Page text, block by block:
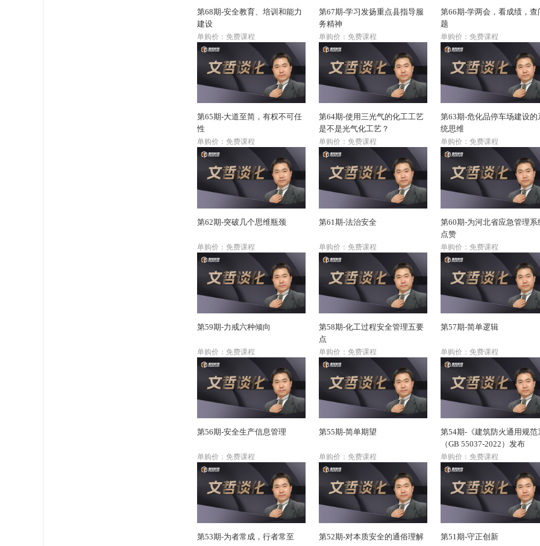
第68期-安全教育、培训和能力
建设
单购价：免费课程
第67期-学习发扬重点县指导服
务精神
单购价：免费课程
第66期-学两会，看成绩，查
题
单购价：免费课程
第65期-大道至简，有权不可任
性
单购价：免费课程
第64期-使用三光气的化工工艺
是不是光气化工艺？
单购价：免费课程
第63期-危化品停车场建设的
统思维
单购价：免费课程
第62期-突破几个思维瓶颈
单购价：免费课程
第61期-法治安全
单购价：免费课程
第60期-为河北省应急管理系
点赞
单购价：免费课程
第59期-力戒六种倾向
单购价：免费课程
第58期-化工过程安全管理五要
点
单购价：免费课程
第57期-简单逻辑
单购价：免费课程
第56期-安全生产信息管理
单购价：免费课程
第55期-简单期望
单购价：免费课程
第54期-《建筑防火通用规范
（GB 55037-2022）发布
单购价：免费课程
第53期-为者常成，行者常至 第52期-对本质安全的通俗理解 第51期-守正创新